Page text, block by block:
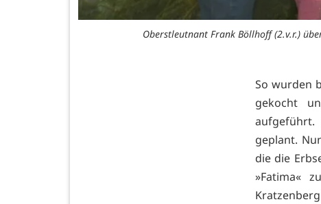
Oberstleutnant Frank Böllhoff (2.v.r.)
So wurden
gekocht
aufgeführt.
geplant.
die die
»Fatima«